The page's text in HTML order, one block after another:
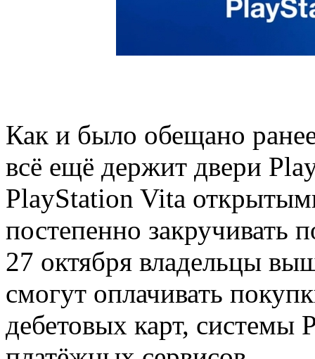
Как и было обещано
всё ещё держит двери
PlayStation Vita
постепенно закручивать
27 октября владельцы
смогут оплачивать
дебетовых карт,